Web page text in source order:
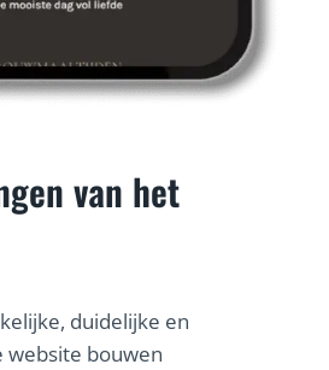
van het
duidelijke en
website bouwen